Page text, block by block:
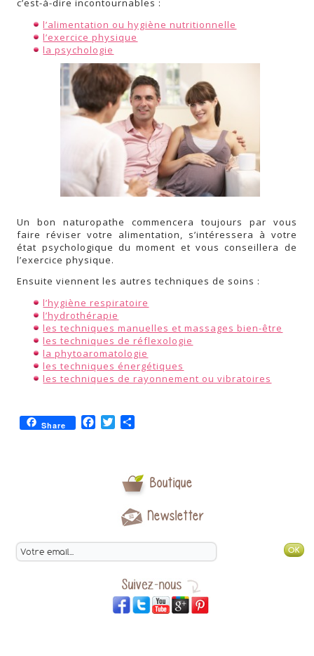
l’alimentation ou hygiène nutritionnelle
l’exercice physique
la psychologie
Un bon naturopathe commencera toujours par vous
faire réviser votre alimentation, s’intéressera à votre
état psychologique du moment et vous conseillera de
l’exercice physique.
Ensuite viennent les autres techniques de soins :
l’hygiène respiratoire
l’hydrothérapie
les techniques manuelles et massages bien-être
les techniques de réflexologie
la phytoaromatologie
les techniques énergétiques
les techniques de rayonnement ou vibratoires
Share Facebook
Twitter
Boutique
Newsletter